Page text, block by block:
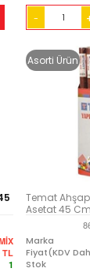
-
TL
1
Asorti Ürün
Temat Ahşap
Asetat 45 Cm
Marka
Fiyat(KDV
Stok